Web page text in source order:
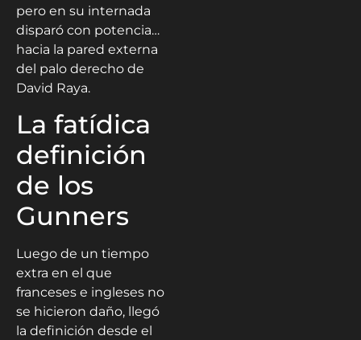
pero en su internada
disparó con potencia…
hacia la pared externa
del palo derecho de
David Raya.
La fatídica
definición
de los
Gunners
Luego de un tiempo
extra en el que
franceses e ingleses no
se hicieron daño, llegó
la definición desde el